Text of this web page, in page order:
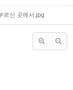
르신 곳에서.jpg